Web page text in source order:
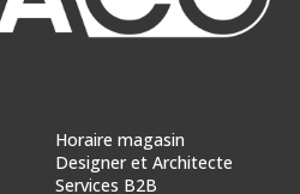
Horaire magasin
Designer et Architecte
Services B2B